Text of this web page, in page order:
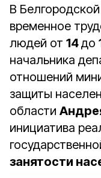
В
временное
людей от 14до
начальника
отношений
защиты
области
инициатива
занятости